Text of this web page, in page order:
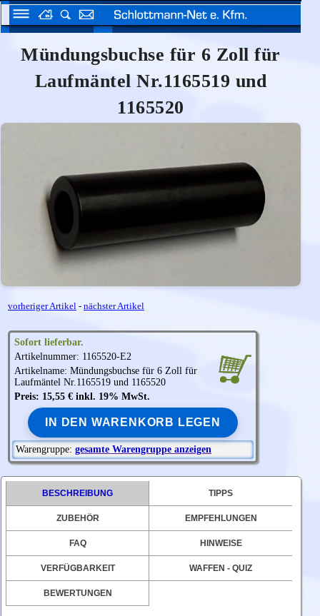
Mündungsbuchse für 6 Zoll für
Laufmäntel Nr.1165519 und
1165520
vorheriger Artikel - nächster Artikel
Sofort lieferbar.
Artikelnummer: 1165520-E2
Artikelname: Mündungsbuchse für 6 Zoll für
Laufmäntel Nr.1165519 und 1165520
Preis: 15,55 € inkl. 19% MwSt.
IN DEN WARENKORB LEGEN
Warengruppe: gesamte Warengruppe anzeigen
BESCHREIBUNG TIPPS
ZUBEHÖR EMPFEHLUNGEN
FAQ HINWEISE
VERFÜGBARKEIT WAFFEN - QUIZ
BEWERTUNGEN